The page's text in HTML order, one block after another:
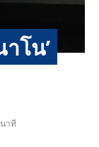
โน’
าที